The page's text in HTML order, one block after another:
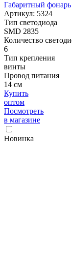
Габаритный
Артикул: 5324
Тип светодиода
SMD 2835
Количество
6
Тип крепления
винты
Провод питания
14 см
Купить
оптом
Посмотреть
в магазине
Новинка